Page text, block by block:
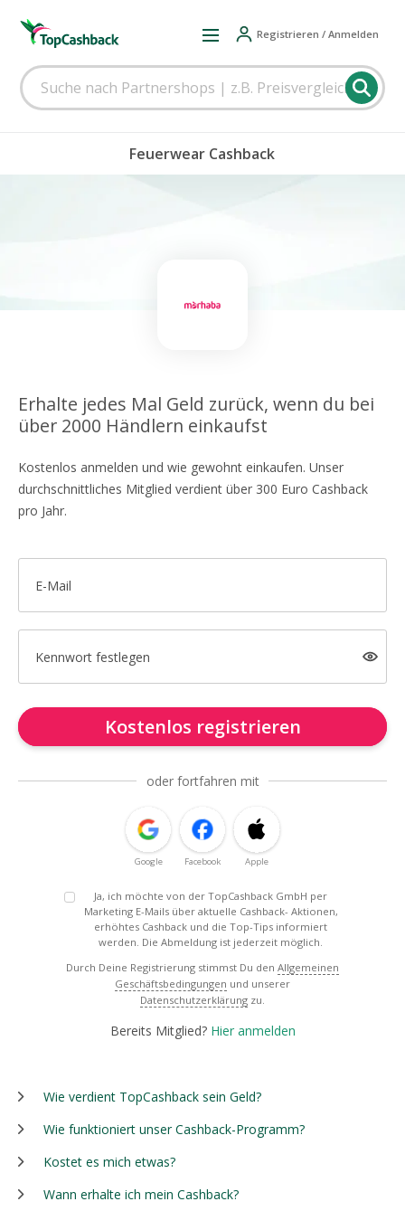
Registrieren / Anmelden
Feuerwear Cashback
Erhalte jedes Mal Geld zurück, wenn du bei
über 2000 Händlern einkaufst
Kostenlos anmelden und wie gewohnt einkaufen. Unser
durchschnittliches Mitglied verdient über 300 Euro Cashback
pro Jahr.
E-Mail
Kennwort festlegen
Kostenlos registrieren
oder fortfahren mit
Google Facebook Apple
Ja, ich möchte von der TopCashback GmbH per
Marketing E-Mails über aktuelle Cashback- Aktionen,
erhöhtes Cashback und die Top-Tips informiert
werden. Die Abmeldung ist jederzeit möglich.
Durch Deine Registrierung stimmst Du den Allgemeinen
Geschäftsbedingungen und unserer
Datenschutzerklärung zu.
Bereits Mitglied? Hier anmelden
Wie verdient TopCashback sein Geld?
Wie funktioniert unser Cashback-Programm?
Kostet es mich etwas?
Wann erhalte ich mein Cashback?